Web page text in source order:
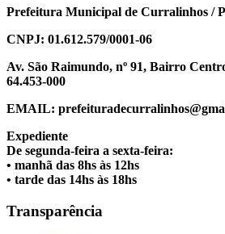
Prefeitura Municipal de Curralinhos /
CNPJ: 01.612.579/0001-06
Av. São Raimundo, nº 91, Bairro
64.453-000
EMAIL:
Expediente
De segunda-feira a sexta-feira:
• manhã das 8hs às 12hs
• tarde das 14hs às 18hs
Transparência